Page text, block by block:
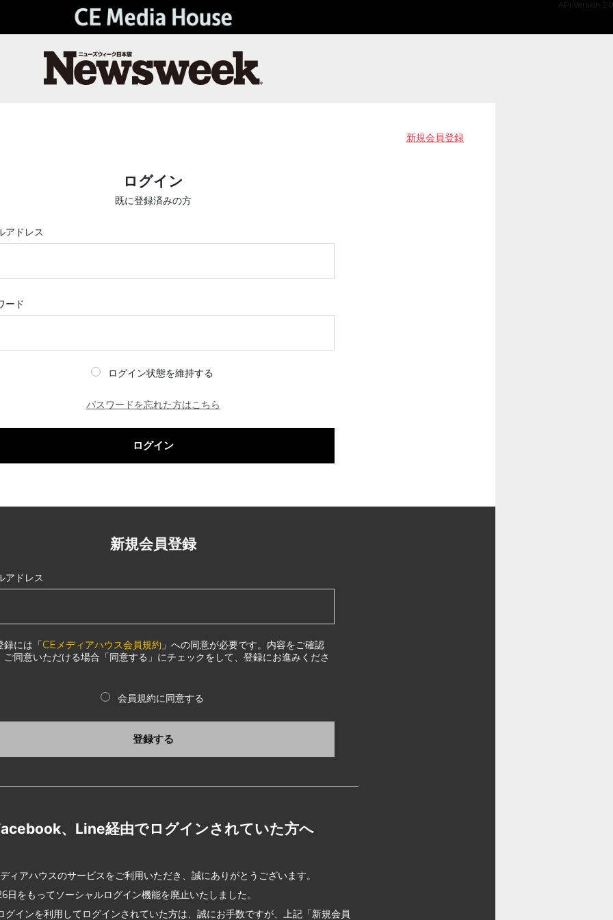
API Version 2.0
新規会員登録
ログイン
既に登録済みの方
アドレス
ード
ログイン状態を維持する
パスワードを忘れた方はこちら
ログイン
新規会員登録
アドレス
録には「CEメディアハウス会員規約 」への同意が必要です。内容をご確認
ご同意いただける場合「同意する」にチェックをして、登録にお進みくださ
会員規約に同意する
登録する
、Line経由でログインされていた方へ
ィアハウスのサービスをご利用いただき、誠にありがとうございます。
日をもってソーシャルログイン機能を廃止いたしました。
グインを利用してログインされていた方は、誠にお手数ですが、上記「新規会員